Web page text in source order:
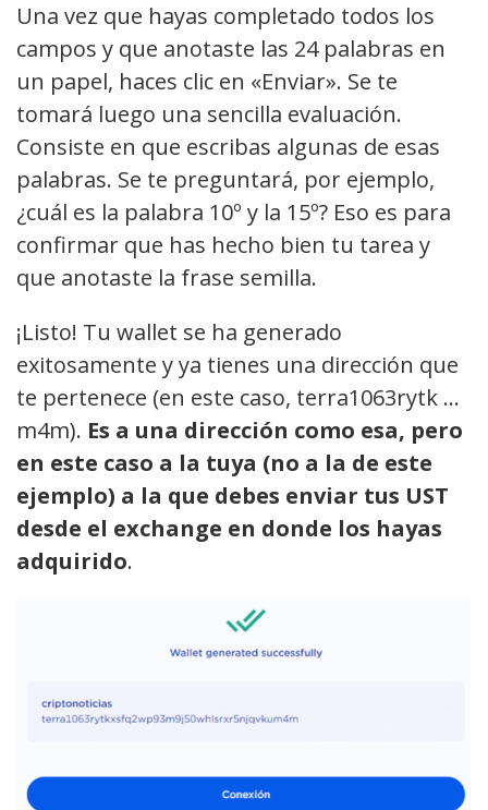
Una vez que hayas completado todos los
campos y que anotaste las 24 palabras en
un papel, haces clic en «Enviar». Se te
tomará luego una sencilla evaluación.
Consiste en que escribas algunas de esas
palabras. Se te preguntará, por ejemplo,
¿cuál es la palabra 10º y la 15º? Eso es para
confirmar que has hecho bien tu tarea y
que anotaste la frase semilla.
¡Listo! Tu wallet se ha generado
exitosamente y ya tienes una dirección que
te pertenece (en este caso, terra1063rytk …
m4m). Es a una dirección como esa, pero
en este caso a la tuya (no a la de este
ejemplo) a la que debes enviar tus UST
desde el exchange en donde los hayas
adquirido.